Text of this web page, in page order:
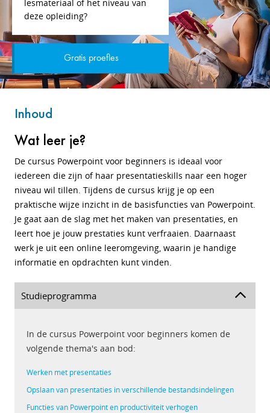
lesmateriaal of het niveau van
deze opleiding?
Gratis proefles
Inhoud
Wat leer je?
De cursus Powerpoint voor beginners is ideaal voor
iedereen die zijn of haar presentatieskills naar een hoger
niveau wil tillen. Tijdens de cursus krijg je op een
praktische wijze inzicht in de basisfuncties van Powerpoint.
Je gaat aan de slag met het maken van presentaties, en
leert hoe je jouw prestaties kunt verfraaien. Daarnaast
werk je uit een online leeromgeving, waarin je handige
informatie en opdrachten kunt vinden.
Studieprogramma
In de cursus Powerpoint voor beginners komen de
volgende thema's aan bod:
Werken met presentaties
Opslaan van presentaties in verschillende bestandsindelingen
Functies van Powerpoint en productiviteit verhogen